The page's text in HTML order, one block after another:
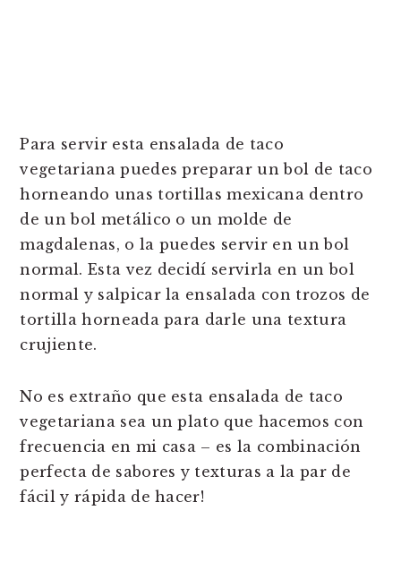
Para servir esta ensalada de taco
vegetariana puedes preparar un bol de taco
horneando unas tortillas mexicana dentro
de un bol metálico o un molde de
magdalenas, o la puedes servir en un bol
normal. Esta vez decidí servirla en un bol
normal y salpicar la ensalada con trozos de
tortilla horneada para darle una textura
crujiente.
No es extraño que esta ensalada de taco
vegetariana sea un plato que hacemos con
frecuencia en mi casa – es la combinación
perfecta de sabores y texturas a la par de
fácil y rápida de hacer!